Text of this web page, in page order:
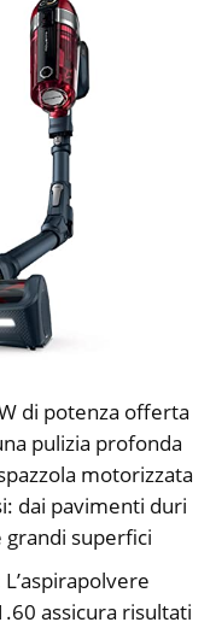
di potenza offerta
pulizia profonda
motorizzata
dai pavimenti duri
superfici
L’aspirapolvere
assicura risultati